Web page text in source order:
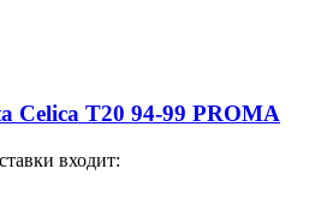
Celica T20 94-99 PROMA
входит: